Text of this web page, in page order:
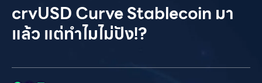
crvUSD Curve Stablecoin มา
แล้ว แต่ทำไมไม่ปัง!?